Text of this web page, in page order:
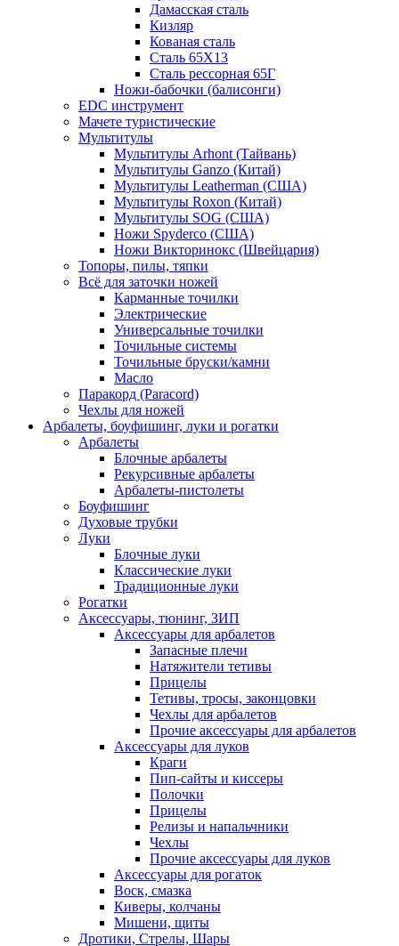
Дамасская сталь
Кизляр
Кованая сталь
Сталь 65Х13
Сталь рессорная 65Г
Ножи-бабочки (балисонги)
EDC инструмент
Мачете туристические
Мультитулы
Мультитулы Arhont (Тайвань)
Мультитулы Ganzo (Китай)
Мультитулы Leatherman (США)
Мультитулы Roxon (Китай)
Мультитулы SOG (США)
Ножи Spyderco (США)
Ножи Викторинокс (Швейцария)
Топоры, пилы, тяпки
Всё для заточки ножей
Карманные точилки
Электрические
Универсальные точилки
Точильные системы
Точильные бруски/камни
Масло
Паракорд (Paracord)
Чехлы для ножей
Арбалеты, боуфишинг, луки и рогатки
Арбалеты
Блочные арбалеты
Рекурсивные арбалеты
Арбалеты-пистолеты
Боуфишинг
Духовые трубки
Луки
Блочные луки
Классические луки
Традиционные луки
Рогатки
Аксессуары, тюнинг, ЗИП
Аксессуары для арбалетов
Запасные плечи
Натяжители тетивы
Прицелы
Тетивы, тросы, законцовки
Чехлы для арбалетов
Прочие аксессуары для арбалетов
Аксессуары для луков
Краги
Пип-сайты и киссеры
Полочки
Прицелы
Релизы и напальчники
Чехлы
Прочие аксессуары для луков
Аксессуары для рогаток
Воск, смазка
Киверы, колчаны
Мишени, щиты
Дротики, Стрелы, Шары